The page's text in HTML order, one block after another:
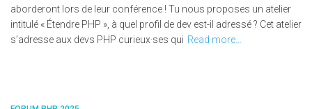
aborderont lors de leur conférence ! Tu nous proposes un atelier
intitulé « Étendre PHP », à quel profil de dev est-il adressé ? Cet atelier
s’adresse aux devs PHP curieux·ses qui Read more…